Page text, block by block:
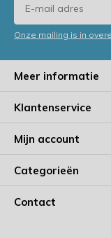
Onze mailing is in
Meer informatie
Klantenservice
Mijn account
Categorieën
Contact